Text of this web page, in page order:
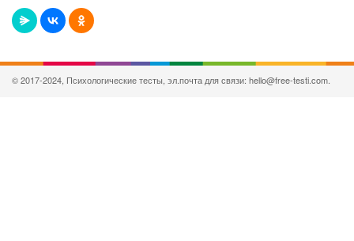
© 2017-2024, Психологические тесты, эл.почта для связи: hello@free-testi.com.